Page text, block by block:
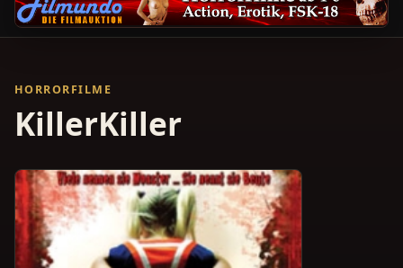
HORRORFILME
KillerKiller